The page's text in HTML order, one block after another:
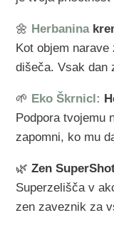
🌼 Herbanina
Kot objem
dišeča. Vsak dan
🌱 Eko Škrnicl:
Podpora tvojemu
zapomni, ko mu
🌿Zen
Superzelišča v
zen zaveznik za